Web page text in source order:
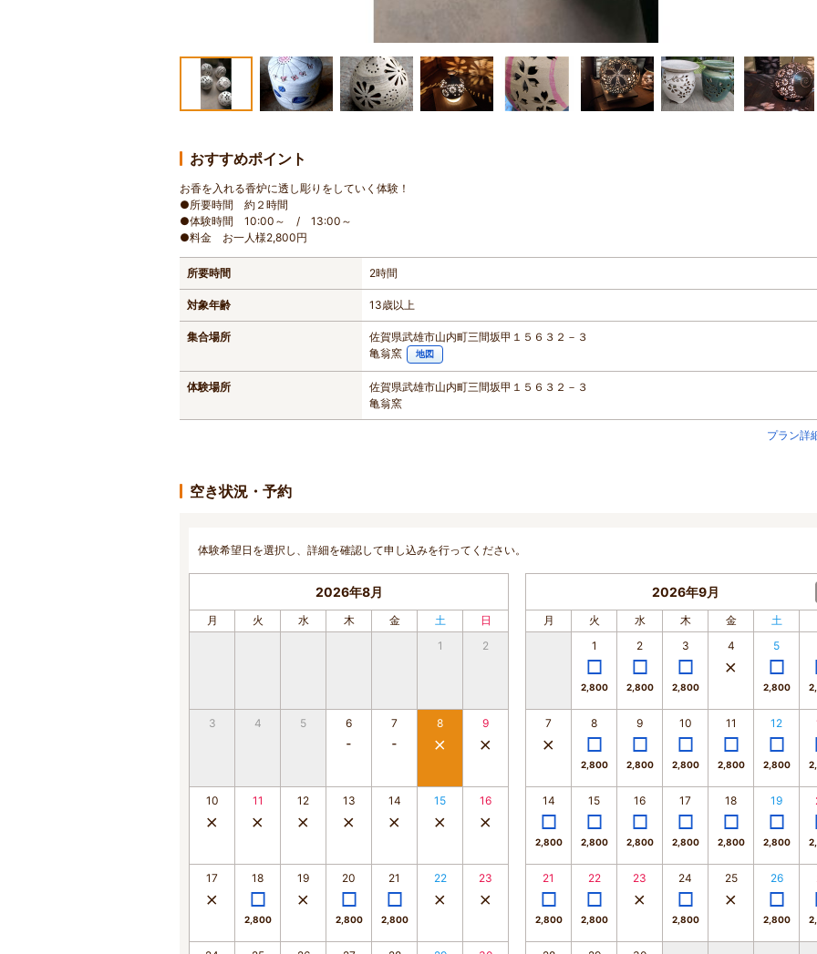
おすすめポイント
お香を入れる香炉に透し彫りをしていく体験！
●所要時間 約２時間
●体験時間 10:00～ / 13:00～
●料金 お一人様2,800円
所要時間 2時間
対象年齢 13歳以上
集合場所
佐賀県武雄市山内町三間坂甲１５６３２－３
亀翁窯
地図
体験場所
佐賀県武雄市山内町三間坂甲１５６３２－３
亀翁窯
プラン詳
空き状況・予約
体験希望日を選択し、詳細を確認して申し込みを行ってください。
2026年8月
月 火 水 木 金 土
日
1
2
3 4 5 6 7 8 9
10 11 12 13 14 15 16
17 18
2,800
19 20
2,800
21
2,800
22 23
2026年9月
月 火 水 木 金 土
1
2,800
2
2,800
3
2,800
4 5
2,800
7 8
2,800
9
2,800
10
2,800
11
2,800
12
2,800
14
2,800
15
2,800
16
2,800
17
2,800
18
2,800
19
2,800
21
2,800
22
2,800
23 24
2,800
25 26
2,800